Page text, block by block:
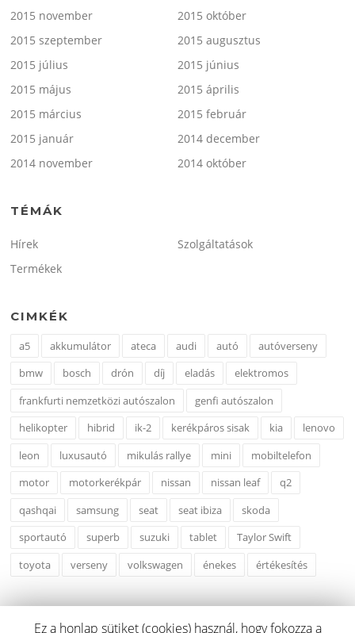
2015 november
2015 október
2015 szeptember
2015 augusztus
2015 július
2015 június
2015 május
2015 április
2015 március
2015 február
2015 január
2014 december
2014 november
2014 október
TÉMÁK
Hírek
Szolgáltatások
Termékek
CIMKÉK
a5 akkumulátor ateca audi autó
autóverseny
bmw
bosch drón díj eladás
elektromos
frankfurti nemzetközi autószalon
genfi autószalon
helikopter
hibrid ik-2 kerékpáros sisak kia
lenovo
leon
luxusautó mikulás rallye mini
mobiltelefon
motor
motorkerékpár nissan nissan leaf
q2
qashqai
samsung seat seat ibiza
skoda
sportautó
superb suzuki tablet
Taylor Swift
toyota
verseny volkswagen énekes értékesítés
Ez a honlap sütiket (cookies) használ, hogy fokozza a